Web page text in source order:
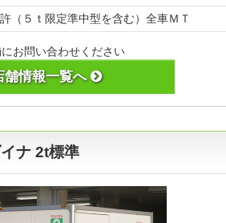
（５ｔ限定準中型を含む）全車ＭＴ
お問い合わせください
舗情報一覧へ
ナ 2t標準